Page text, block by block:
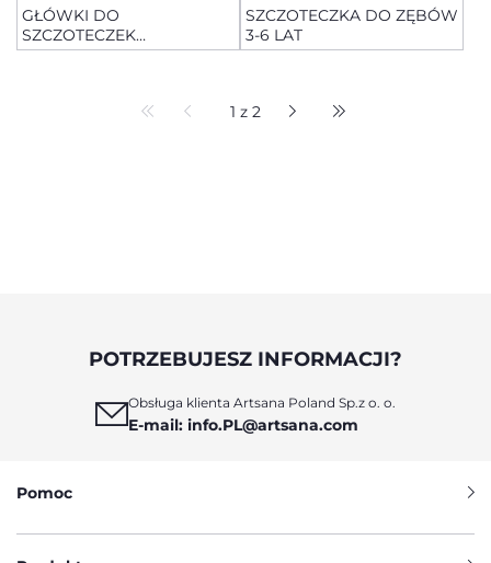
GŁÓWKI DO
SZCZOTECZEK
ELEKTRYCZNYCH
SZCZOTECZKA DO ZĘBÓW
3-6 LAT
1 z 2
POTRZEBUJESZ INFORMACJI?
Obsługa klienta Artsana Poland Sp.z o. o.
E-mail: info.PL@artsana.com
Pomoc